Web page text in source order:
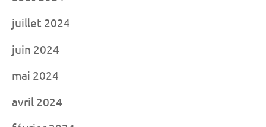
juillet 2024
juin 2024
mai 2024
avril 2024